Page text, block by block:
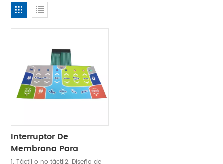
Interruptor De
Membrana Para
Equipos Médicos
1. Táctil o no táctil2. Diseño de